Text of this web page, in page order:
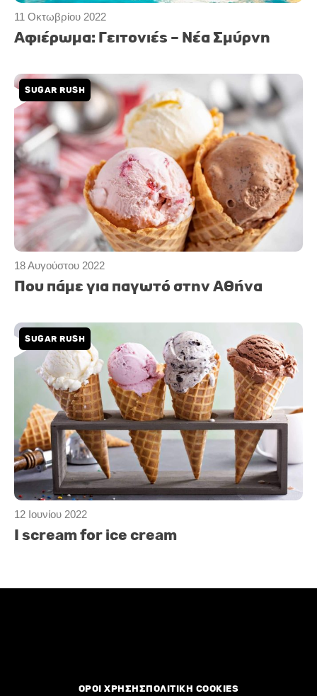
11 Οκτωβρίου 2022
Αφιέρωμα: Γειτονιές – Νέα Σμύρνη
18 Αυγούστου 2022
SUGAR RUSH
Που πάμε για παγωτό στην Αθήνα
12 Ιουνίου 2022
SUGAR RUSH
I scream for ice cream
ΟΡΟΙ ΧΡΗΣΗΣΠΟΛΙΤΙΚΗ COOKIES